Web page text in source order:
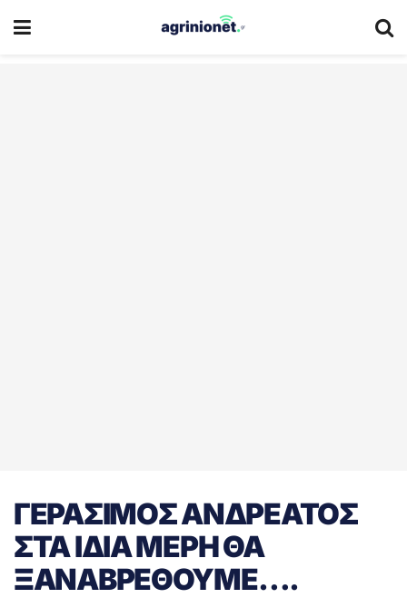
ΓΕΡΑΣΙΜΟΣ ΑΝΔΡΕΑΤΟΣ
ΣΤΑ ΙΔΙΑ ΜΕΡΗ ΘΑ
ΞΑΝΑΒΡΕΘΟΥΜΕ….